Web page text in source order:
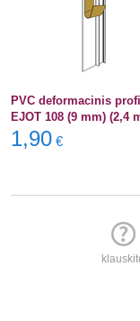
PVC deformacinis
EJOT 108 (9 mm) (2,4
1,90 €